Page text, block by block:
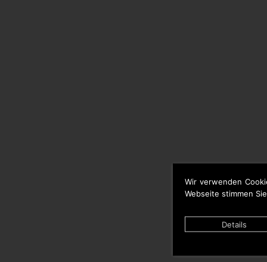
Wir verwenden
Webseite stimmen
Details